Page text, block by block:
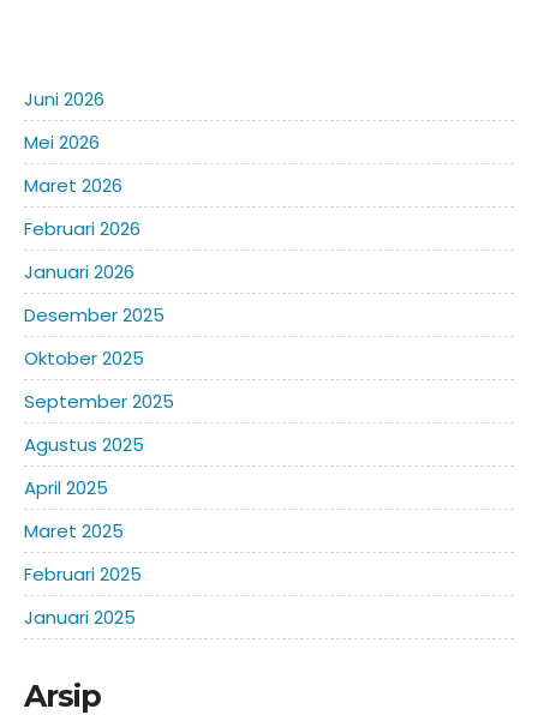
Juni 2026
Mei 2026
Maret 2026
Februari 2026
Januari 2026
Desember 2025
Oktober 2025
September 2025
Agustus 2025
April 2025
Maret 2025
Februari 2025
Januari 2025
Arsip